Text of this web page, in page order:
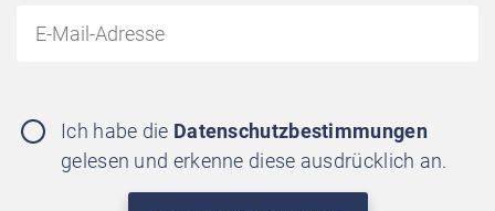
Ich habe die Datenschutzbestimmungen
gelesen und erkenne diese ausdrücklich an.